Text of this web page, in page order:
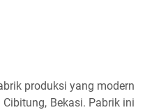
produksi yang modern
Bekasi. Pabrik ini